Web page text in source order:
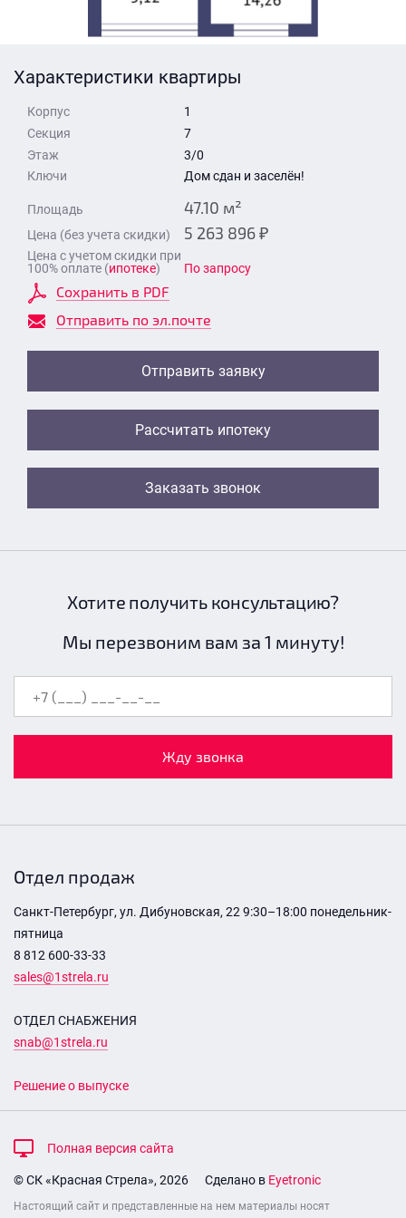
Характеристики квартиры
Корпус
1
Секция
7
Этаж
3/0
Ключи
Дом сдан и заселён!
Площадь 47.10 м²
Цена (без учета скидки) 5 263 896 ₽
Цена с учетом скидки при
100% оплате (ипотеке) По запросу
Сохранить в PDF
Отправить по эл.почте
Отправить заявку
Рассчитать ипотеку
Заказать звонок
Отправить
Отправить
Отправить
Хотите получить консультацию?
Мы перезвоним вам за 1 минуту!
Жду звонка
Отдел продаж
Санкт-Петербург, ул. Дибуновская, 22 9:30–18:00 понедельник-
пятница
8 812 600-33-33
sales@1strela.ru
ОТДЕЛ СНАБЖЕНИЯ
snab@1strela.ru
Решение о выпуске
Полная версия сайта
© СК «Красная Стрела», 2026 Сделано в Eyetronic
Настоящий сайт и представленные на нем материалы носят